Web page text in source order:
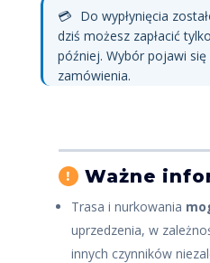
2026
r.
💳 Do wypłynięcia
dziś możesz zapłacić
później. Wybór pojawi się
zamówienia.
! Ważne
Trasa i nurkowania
uprzedzenia, w
innych czynników